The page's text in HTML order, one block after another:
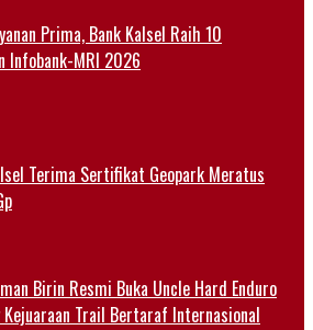
Prima, Bank Kalsel Raih 10
Infobank-MRI 2026
Terima Sertifikat Geopark Meratus
Birin Resmi Buka Uncle Hard Enduro
Trail Bertaraf Internasional